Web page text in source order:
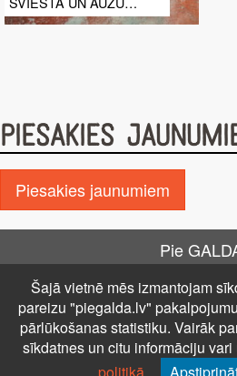
CEPUMI
PIESAKIES
Piesakies jaunumiem
Pie
Kontakti Reklāma Par
PRIVĀTUMA POLITIKA
LĪGUMS
Uz
© 2026 Visas
Šajā vietnē mēs izmantojam
pareizu "piegalda.lv"
pārlūkošanas statistiku. Vairāk
sīkdatnes un citu informāciju vari